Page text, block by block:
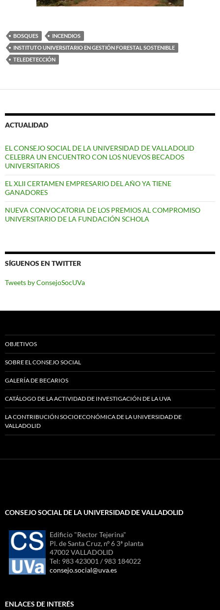
BOSQUES
INCENDIOS
INSTITUTO UNIVERSITARIO EN GESTIÓN FORESTAL SOSTENIBLE
TELEDETECCIÓN
ACTUALIDAD
EL CONSEJO SOCIAL DE LA UNIVERSIDAD DE VALLADOLID
CELEBRA UN ENCUENTRO CON LOS NUEVOS BECADOS
UNIVERSITARIOS
EL XLII CERTAMEN EMPRESARIO DEL AÑO YA TIENE
GANADORES
NUEVA CONVOCATORIA DE LOS PREMIOS AL COMPROMISO
UNIVERSITARIO DE LA FUNDACIÓN SCHOLA
SÍGUENOS EN TWITTER
Tweets by ConsejoSocUVa
OBJETIVOS
SOBRE EL CONSEJO SOCIAL
GALERÍA DE BECARIOS
CATÁLOGO DE LA ACTIVIDAD DE INVESTIGACIÓN DE LA UVA
LA CONTRIBUCIÓN SOCIOECONÓMICA DE LA UNIVERSIDAD DE
VALLADOLID
CONSEJO SOCIAL DE LA UNIVERSIDAD DE VALLADOLID
Edificio "Rector Tejerina"
Pl. de Santa Cruz, nº 6 3ª planta
47002 VALLADOLID
Tel: 983 423001 / 983 184022
consejo.social@uva.es
ENLACES DE INTERÉS